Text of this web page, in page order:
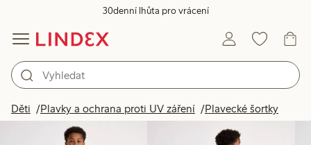
30denní lhůta pro vrácení
Děti Plavky a ochrana proti UV záření Plavecké šortky
Produkty na obrázku